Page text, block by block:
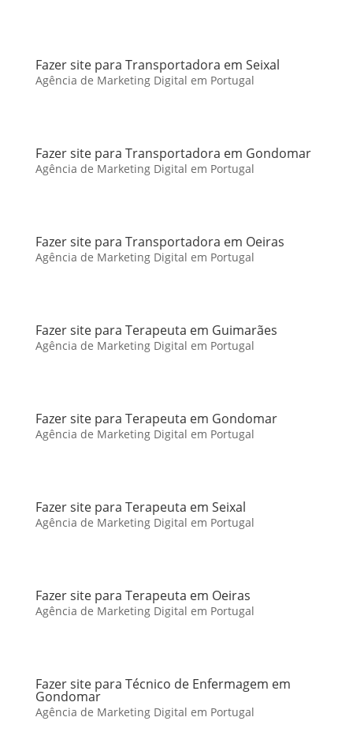
Fazer site para Transportadora em Seixal
Agência de Marketing Digital em Portugal
Fazer site para Transportadora em Gondomar
Agência de Marketing Digital em Portugal
Fazer site para Transportadora em Oeiras
Agência de Marketing Digital em Portugal
Fazer site para Terapeuta em Guimarães
Agência de Marketing Digital em Portugal
Fazer site para Terapeuta em Gondomar
Agência de Marketing Digital em Portugal
Fazer site para Terapeuta em Seixal
Agência de Marketing Digital em Portugal
Fazer site para Terapeuta em Oeiras
Agência de Marketing Digital em Portugal
Fazer site para Técnico de Enfermagem em
Gondomar
Agência de Marketing Digital em Portugal